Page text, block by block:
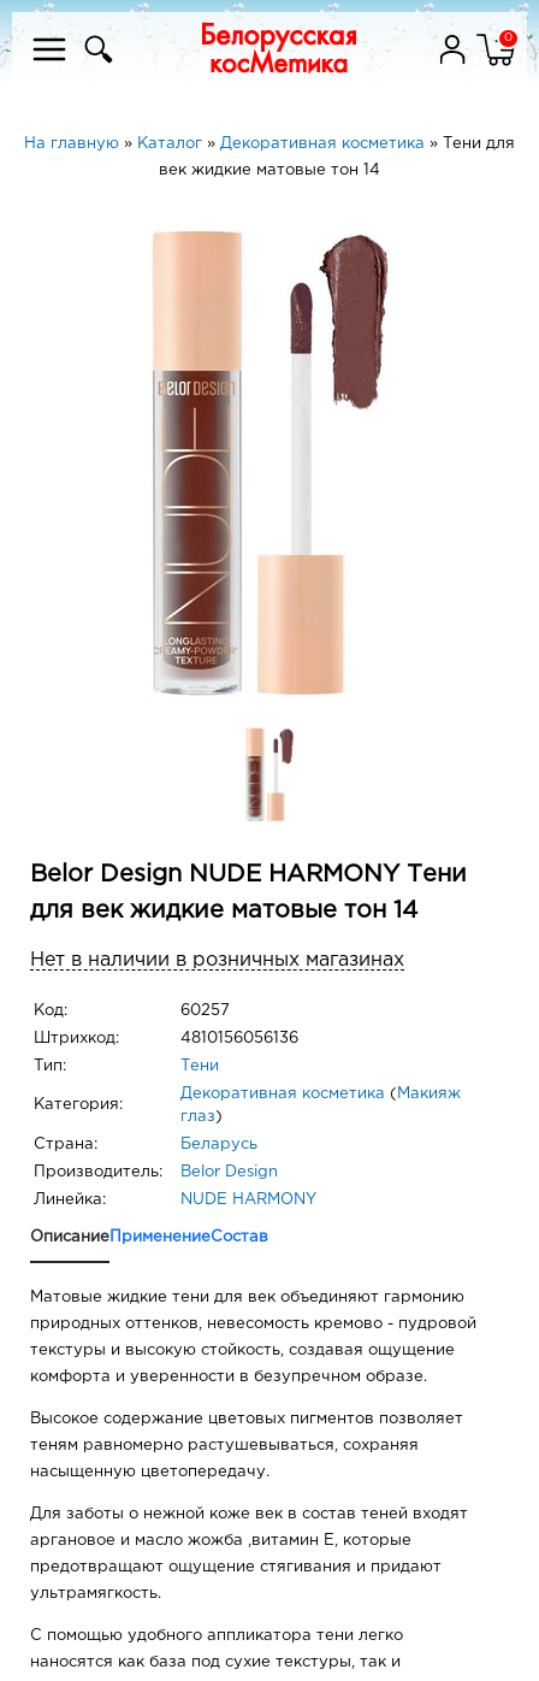
0
На главную » Каталог » Декоративная косметика »
Тени для
век жидкие матовые тон 14
Belor Design NUDE HARMONY Тени
для век жидкие матовые тон 14
Нет в наличии в розничных магазинах
Код: 60257
Штрихкод: 4810156056136
Тип: Тени
Категория:
Декоративная косметика ( Макияж
глаз )
Страна: Беларусь
Производитель: Belor Design
Линейка: NUDE HARMONY
Описание ПрименениеСостав
Матовые жидкие тени для век объединяют гармонию
природных оттенков, невесомость кремово - пудровой
текстуры и высокую стойкость, создавая ощущение
комфорта и уверенности в безупречном образе.
Высокое содержание цветовых пигментов позволяет
теням равномерно растушевываться, сохраняя
насыщенную цветопередачу.
Для заботы о нежной коже век в состав теней входят
аргановое и масло жожба ,витамин Е, которые
предотвращают ощущение стягивания и придают
ультрамягкость.
С помощью удобного аппликатора тени легко
наносятся как база под сухие текстуры, так и